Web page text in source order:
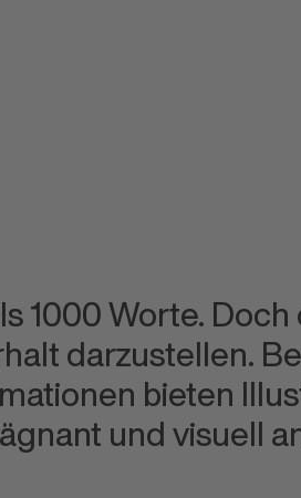
1000 Worte.
darzustellen.
bieten
und visuell